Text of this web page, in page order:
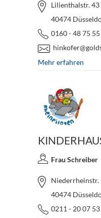
Lilienthalstr. 43
40474
0160 - 48 75 55
Mehr erfahren
Frau Schreiber
Niederrheinstr.
40474
0211 - 20 07